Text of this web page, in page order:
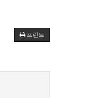
프린트